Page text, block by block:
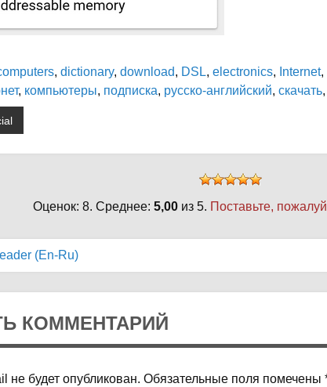
, dictionary, download, DSL, electronics, Internet,
, компьютеры, подписка, русско-английский, скачать,
Оценок: 8. Среднее: 5,00из 5. Поставьте,
(En-Ru)
КОММЕНТАРИЙ
не будет опубликован. Обязательные поля помечены